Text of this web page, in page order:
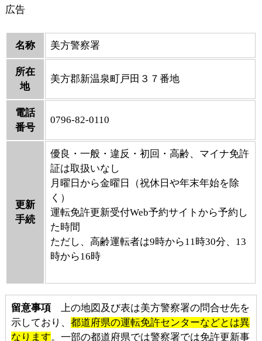
広告
名称 美方警察署
所在
地
美方郡新温泉町戸田３７番地
電話
番号
0796-82-0110
更新
手続
優良・一般・違反・初回・高齢、マイナ免許
証は取扱いなし
月曜日から金曜日（祝休日や年末年始を除
く）
運転免許更新受付Web予約サイトから予約し
た時間
ただし、高齢運転者は9時から11時30分、13
時から16時
留意事項上の地図及び表は美方警察署の問合せ先を
示しており、 都道府県の運転免許センターなどとは異
なります。一部の都道府県では警察署では免許更新事